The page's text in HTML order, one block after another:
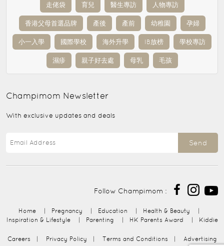
走佬袋 育兒 醫生專訪 人物專訪
香港父母首選品牌 產後 產前 幼稚園 孕婦
小一入學 國際學校 海外升學 IB放榜 學校專訪
濕疹 親子好去處 母乳 毛孩
Champimom Newsletter
With exclusive updates and deals
Send
Follow Champimom :
Home | Pregnancy | Education | Health & Beauty
|
Inspiration & Lifestyle
| Parenting | HK Parents Award | Kiddie
Careers | Privacy Policy | Terms and Conditions | Advertising